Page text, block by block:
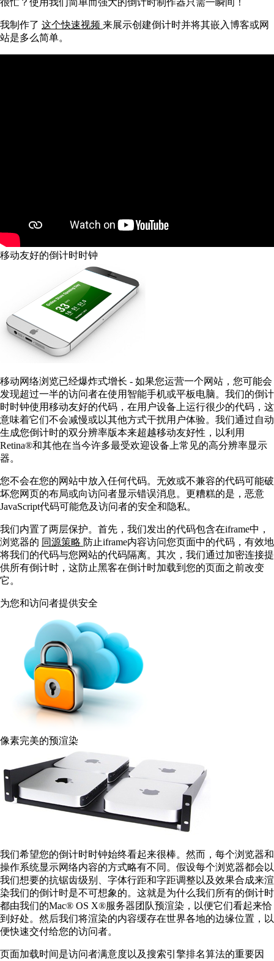
很忙？使用我们简单而强大的倒计时制作器只需一瞬间！
我制作了 这个快速视频 来展示创建倒计时并将其嵌入博客或网
站是多么简单。
移动友好的倒计时时钟
移动网络浏览已经爆炸式增长 - 如果您运营一个网站，您可能会
发现超过一半的访问者在使用智能手机或平板电脑。我们的倒计
时时钟使用移动友好的代码，在用户设备上运行很少的代码，这
意味着它们不会减慢或以其他方式干扰用户体验。我们通过自动
生成您倒计时的双分辨率版本来超越移动友好性，以利用
Retina®和其他在当今许多最受欢迎设备上常见的高分辨率显示
器。
您不会在您的网站中放入任何代码。无效或不兼容的代码可能破
坏您网页的布局或向访问者显示错误消息。更糟糕的是，恶意
JavaScript代码可能危及访问者的安全和隐私。
我们内置了两层保护。首先，我们发出的代码包含在iframe中，
浏览器的 同源策略 防止iframe内容访问您页面中的代码，有效地
将我们的代码与您网站的代码隔离。其次，我们通过加密连接提
供所有倒计时，这防止黑客在倒计时加载到您的页面之前改变
它。
为您和访问者提供安全
像素完美的预渲染
我们希望您的倒计时时钟始终看起来很棒。然而，每个浏览器和
操作系统显示网络内容的方式略有不同。假设每个浏览器都会以
我们想要的抗锯齿级别、字体行距和字距调整以及效果合成来渲
染我们的倒计时是不可想象的。这就是为什么我们所有的倒计时
都由我们的Mac® OS X®服务器团队预渲染，以便它们看起来恰
到好处。然后我们将渲染的内容缓存在世界各地的边缘位置，以
便快速交付给您的访问者。
页面加载时间是访问者满意度以及搜索引擎排名算法的重要因